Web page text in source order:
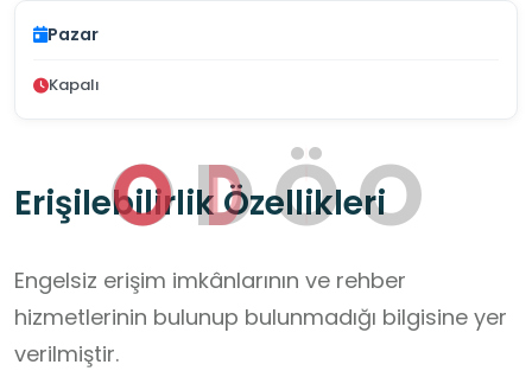
ODÖO
Pazar
Kapalı
Erişilebilirlik Özellikleri
Engelsiz erişim imkânlarının ve rehber
hizmetlerinin bulunup bulunmadığı bilgisine yer
verilmiştir.